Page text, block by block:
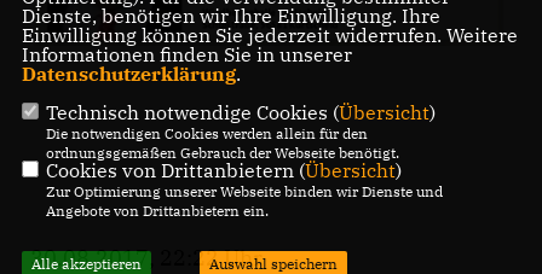
30.08.2017, 22:22 Uhr
Dienste, benötigen wir Ihre Einwilligung. Ihre
Einwilligung können Sie jederzeit widerrufen. Weitere
Informationen finden Sie in unserer
Datenschutzerklärung.
Technisch notwendige Cookies (Übersicht)
Die notwendigen Cookies werden allein für den
ordnungsgemäßen Gebrauch der Webseite benötigt.
Cookies von Drittanbietern (Übersicht)
Zur Optimierung unserer Webseite binden wir Dienste und
Angebote von Drittanbietern ein.
Alle akzeptieren Auswahl speichern